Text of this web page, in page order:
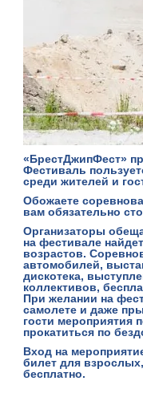
«БрестДжипФест»
Фестиваль
среди жителей и
Обожаете
вам обязательно
Организаторы
на фестивале
возрастов.
автомобилей,
дискотека,
коллективов,
При желании на
самолете и даже
гости мероприятия
прокатиться по
Вход на
билет для
бесплатно.